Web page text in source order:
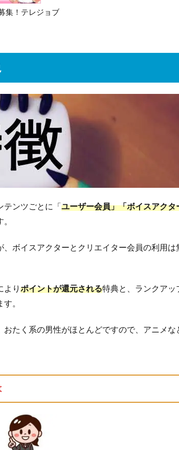
集！テレジョブ
ンツごとに「 ユーザー会員」「ボイスアクタ
ボイスアクターとクリエイター会員の利用は
より ポイントが還元される特典と、ランクアッ
。
たく系の男性がほとんどですので、アニメな